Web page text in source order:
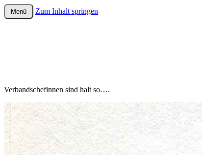
wurster-cartoon-blog.de
Menü Zum Inhalt springen
Verbandschefinnen sind halt so….